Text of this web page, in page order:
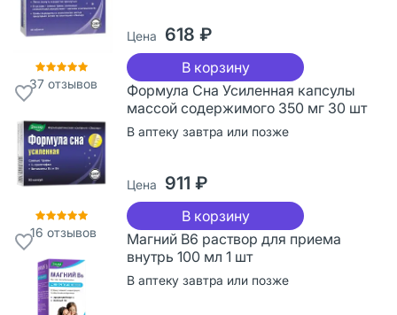
37отзывов
Цена 618 ₽
В корзину
16 отзывов
Формула Сна Усиленная капсулы
массой содержимого 350 мг 30 шт
В аптеку завтра или позже
Цена 911 ₽
В корзину
Магний В6 раствор для приема
внутрь 100 мл 1 шт
В аптеку завтра или позже